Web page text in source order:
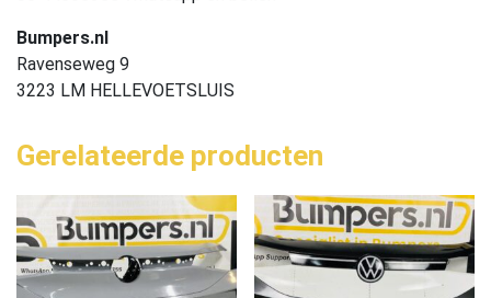
Bumpers.nl
Ravenseweg 9
3223 LM HELLEVOETSLUIS
Gerelateerde producten